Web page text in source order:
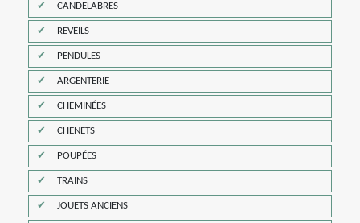
CANDELABRES
REVEILS
PENDULES
ARGENTERIE
CHEMINÉES
CHENETS
POUPÉES
TRAINS
JOUETS ANCIENS